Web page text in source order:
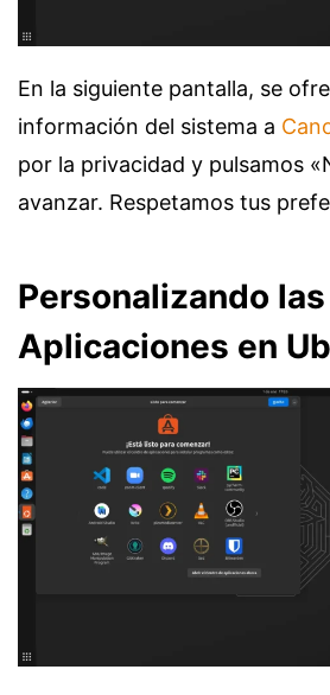
En la siguiente pantalla, se
información del sistema a
por la privacidad y pulsamos
avanzar. Respetamos tus
Personalizando las
Aplicaciones en